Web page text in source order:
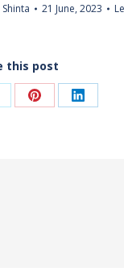
21 June, 2023
this post
Share Share